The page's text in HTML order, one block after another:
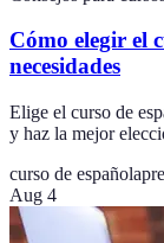
Cómo elegir el
necesidades
Elige el curso de
y haz la mejor
curso de español
Aug 4